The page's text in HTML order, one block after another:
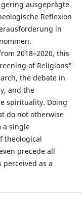
ausgeprägte
Reflexion
in
2018–2020, this
of Religions"
the debate in
and the
spirituality. Doing
do not otherwise
a single
theological
precede all
as a